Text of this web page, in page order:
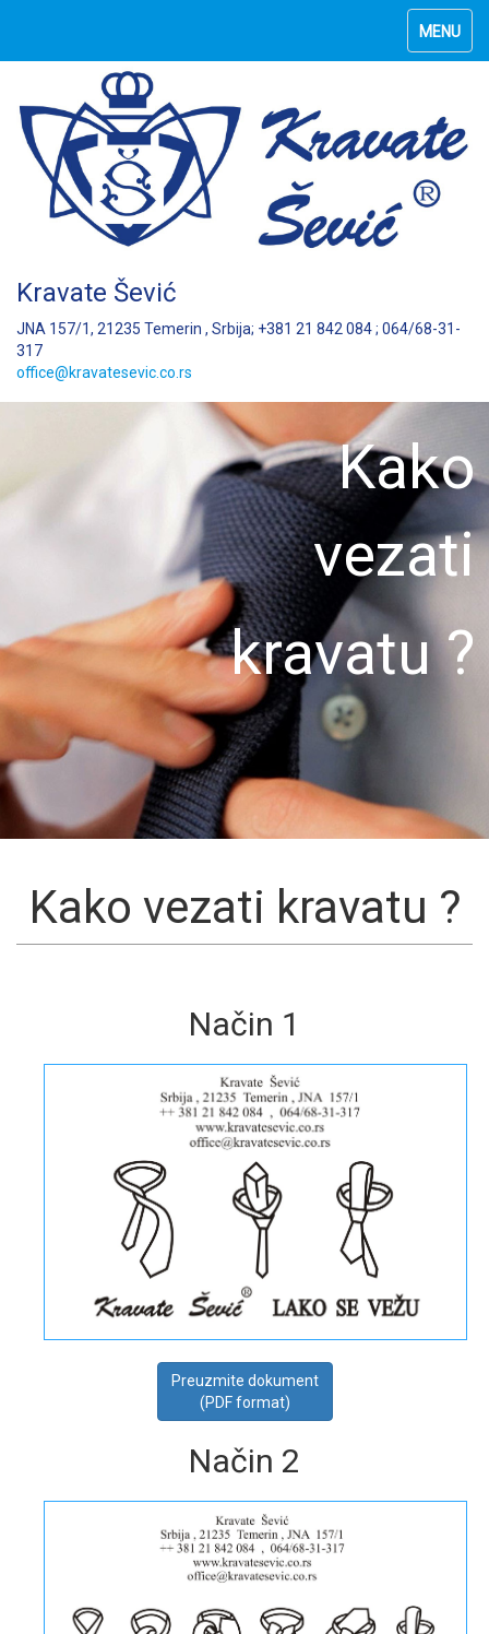
Kravate Šević
JNA 157/1, 21235 Temerin , Srbija; +381 21 842 084 ; 064/68-31-
317
office@kravatesevic.co.rs
MENU
Kako
vezati
kravatu ?
Kako vezati kravatu ?
Način 1
Preuzmite dokument
(PDF format)
Način 2